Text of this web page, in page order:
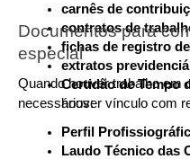
carnês de
contratos de
fichas de registro
extratos
Certidão de Tempo
houver vínculo com
Documentos para
especial
Quando houver trabalho em
necessários:
Perfil
Laudo Técnico das